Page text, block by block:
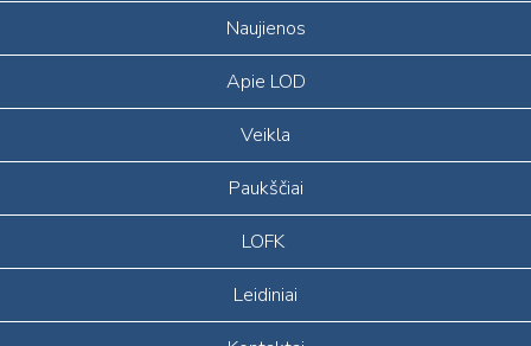
Naujienos
Apie LOD
Veikla
Paukščiai
LOFK
Leidiniai